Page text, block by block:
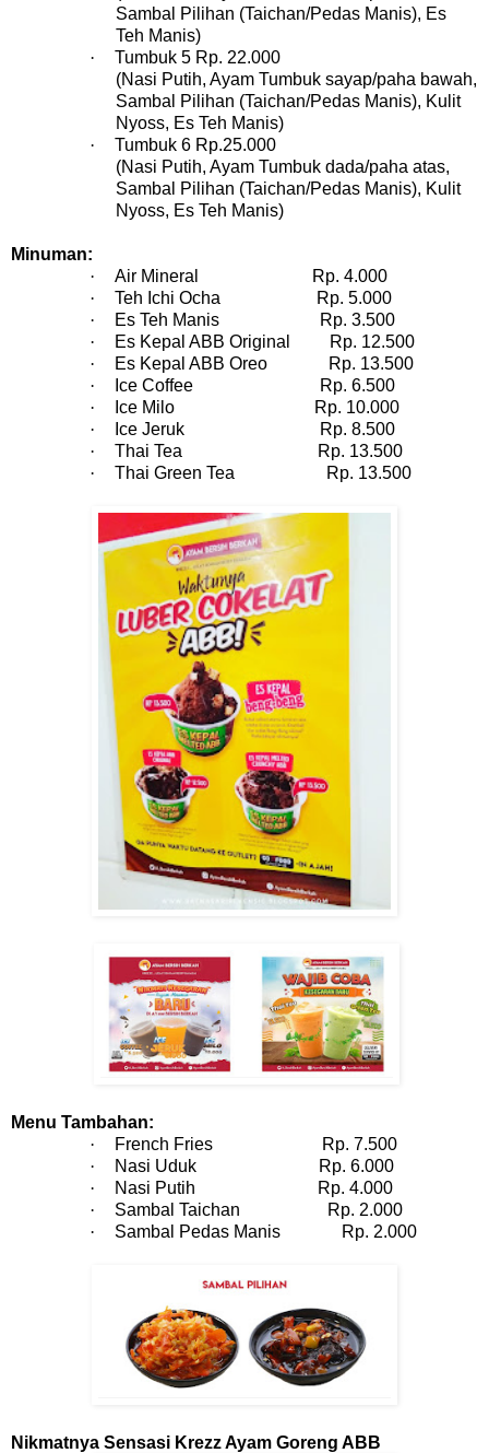
Sambal Pilihan (Taichan/Pedas Manis), Es
Teh Manis)
·
Tumbuk 5 Rp. 22.000
(Nasi Putih, Ayam Tumbuk sayap/paha bawah,
Sambal Pilihan (Taichan/Pedas Manis), Kulit
Nyoss, Es Teh Manis)
·
Tumbuk 6 Rp.25.000
(Nasi Putih, Ayam Tumbuk dada/paha atas,
Sambal Pilihan (Taichan/Pedas Manis), Kulit
Nyoss, Es Teh Manis)
Minuman:
·
Air Mineral Rp. 4.000
·
Teh Ichi Ocha Rp. 5.000
·
Es Teh Manis Rp. 3.500
·
Es Kepal ABB Original Rp. 12.500
·
Es Kepal ABB Oreo Rp. 13.500
·
Ice Coffee Rp. 6.500
·
Ice Milo Rp. 10.000
·
Ice Jeruk Rp. 8.500
·
Thai Tea Rp. 13.500
·
Thai Green Tea Rp. 13.500
Menu Tambahan:
·
French Fries Rp. 7.500
·
Nasi Uduk Rp. 6.000
·
Nasi Putih Rp. 4.000
·
Sambal Taichan Rp. 2.000
·
Sambal Pedas Manis Rp. 2.000
Nikmatnya Sensasi Krezz Ayam Goreng ABB